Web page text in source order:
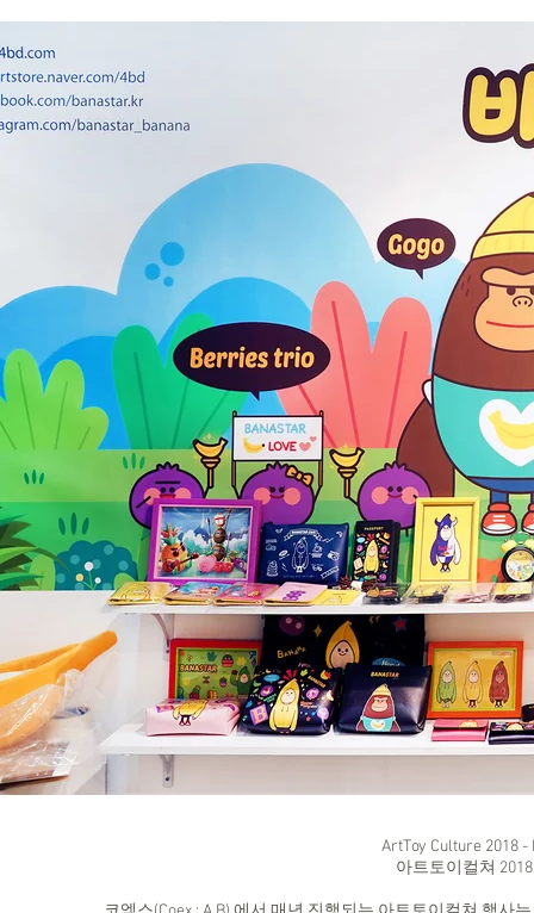
ArtToy Culture 2018
아트토이컬쳐